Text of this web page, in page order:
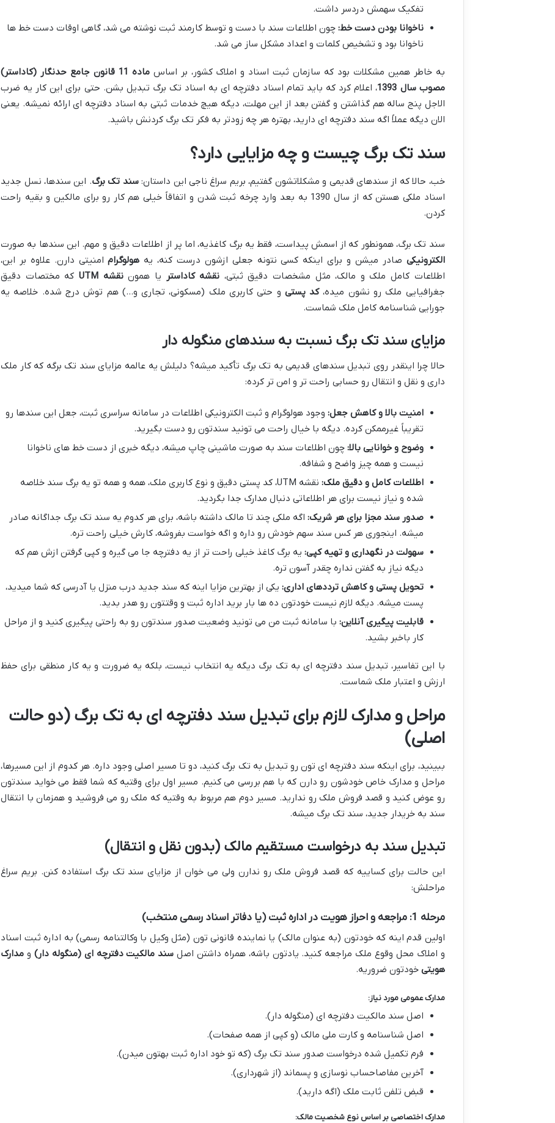
تفکیک سهمش دردسر داشت.
ناخوانا بودن دست خط: چون اطلاعات سند با دست و توسط کارمند ثبت نوشته می شد، گاهی اوقات دست خط ها
ناخوانا بود و تشخیص کلمات و اعداد مشکل ساز می شد.
به خاطر همین مشکلات بود که سازمان ثبت اسناد و املاک کشور، بر اساس
ماده 11 قانون جامع حدنگار (کاداستر)
مصوب سال 1393
، اعلام کرد که باید تمام اسناد دفترچه ای به اسناد تک برگ تبدیل بشن. حتی برای این کار یه ضرب
الاجل پنج ساله هم گذاشتن و گفتن بعد از این مهلت، دیگه هیچ خدمات ثبتی به اسناد دفترچه ای ارائه نمیشه. یعنی
الان دیگه عملاً اگه سند دفترچه ای دارید، بهتره هر چه زودتر به فکر تک برگ کردنش باشید.
سند تک برگ چیست و چه مزایایی دارد؟
خب، حالا که از سندهای قدیمی و مشکلاتشون گفتیم، بریم سراغ ناجی این داستان:سند تک برگ. این سندها، نسل جدید
اسناد ملکی هستن که از سال 1390 به بعد وارد چرخه ثبت شدن و اتفاقاً خیلی هم کار رو برای مالکین و بقیه راحت
کردن.
سند تک برگ، همونطور که از اسمش پیداست، فقط یه برگ کاغذیه، اما پر از اطلاعات دقیق و مهم. این سندها به صورت
الکترونیکی صادر میشن و برای اینکه کسی نتونه جعلی ازشون درست کنه، یه هولوگرامامنیتی دارن. علاوه بر این،
اطلاعات کامل ملک و مالک، مثل مشخصات دقیق ثبتی، نقشه کاداستر یا هموننقشه UTM
که مختصات دقیق
جغرافیایی ملک رو نشون میده،کد پستی و حتی کاربری ملک (مسکونی، تجاری و…) هم توش درج شده. خلاصه یه
جورایی شناسنامه کامل ملک شماست.
مزایای سند تک برگ نسبت به سندهای منگوله دار
حالا چرا اینقدر روی تبدیل سندهای قدیمی به تک برگ تأکید میشه؟ دلیلش یه عالمه مزایای سند تک برگه که کار ملک
داری و نقل و انتقال رو حسابی راحت تر و امن تر کرده:
امنیت بالا و کاهش جعل: وجود هولوگرام و ثبت الکترونیکی اطلاعات در سامانه سراسری ثبت، جعل این سندها رو
تقریباً غیرممکن کرده. دیگه با خیال راحت می تونید سندتون رو دست بگیرید.
وضوح و خوانایی بالا: چون اطلاعات سند به صورت ماشینی چاپ میشه، دیگه خبری از دست خط های ناخوانا
نیست و همه چیز واضح و شفافه.
اطلاعات کامل و دقیق ملک:
نقشه UTM، کد پستی دقیق و نوع کاربری ملک، همه و همه تو یه برگ سند خلاصه
شده و نیاز نیست برای هر اطلاعاتی دنبال مدارک جدا بگردید.
صدور سند مجزا برای هر شریک: اگه ملکی چند تا مالک داشته باشه، برای هر کدوم یه سند تک برگ جداگانه صادر
میشه. اینجوری هر کس سند سهم خودش رو داره و اگه خواست بفروشه، کارش خیلی راحت تره.
سهولت در نگهداری و تهیه کپی: یه برگ کاغذ خیلی راحت تر از یه دفترچه جا می گیره و کپی گرفتن ازش هم که
دیگه نیاز به گفتن نداره چقدر آسون تره.
تحویل پستی و کاهش ترددهای اداری: یکی از بهترین مزایا اینه که سند جدید درب منزل یا آدرسی که شما میدید،
پست میشه. دیگه لازم نیست خودتون ده ها بار برید اداره ثبت و وقتتون رو هدر بدید.
قابلیت پیگیری آنلاین: با سامانه ثبت من می تونید وضعیت صدور سندتون رو به راحتی پیگیری کنید و از مراحل
کار باخبر بشید.
با این تفاسیر، تبدیل سند دفترچه ای به تک برگ دیگه یه انتخاب نیست، بلکه یه ضرورت و یه کار منطقی برای حفظ
ارزش و اعتبار ملک شماست.
مراحل و مدارک لازم برای تبدیل سند دفترچه ای به تک برگ (دو حالت
اصلی)
ببینید، برای اینکه سند دفترچه ای تون رو تبدیل به تک برگ کنید، دو تا مسیر اصلی وجود داره. هر کدوم از این مسیرها،
مراحل و مدارک خاص خودشون رو دارن که با هم بررسی می کنیم. مسیر اول برای وقتیه که شما فقط می خواید سندتون
رو عوض کنید و قصد فروش ملک رو ندارید. مسیر دوم هم مربوط به وقتیه که ملک رو می فروشید و همزمان با انتقال
سند به خریدار جدید، سند تک برگ میشه.
تبدیل سند به درخواست مستقیم مالک (بدون نقل و انتقال)
این حالت برای کساییه که قصد فروش ملک رو ندارن ولی می خوان از مزایای سند تک برگ استفاده کنن. بریم سراغ
مراحلش:
مرحله 1: مراجعه و احراز هویت در اداره ثبت (یا دفاتر اسناد رسمی منتخب)
اولین قدم اینه که خودتون (به عنوان مالک) یا نماینده قانونی تون (مثل وکیل با وکالتنامه رسمی) به اداره ثبت اسناد
و املاک محل وقوع ملک مراجعه کنید. یادتون باشه، همراه داشتن اصل سند مالکیت دفترچه ای (منگوله دار) و مدارک
هویتی خودتون ضروریه.
مدارک عمومی مورد نیاز:
اصل سند مالکیت دفترچه ای (منگوله دار).
اصل شناسنامه و کارت ملی مالک (و کپی از همه صفحات).
فرم تکمیل شده درخواست صدور سند تک برگ (که تو خود اداره ثبت بهتون میدن).
آخرین مفاصاحساب نوسازی و پسماند (از شهرداری).
قبض تلفن ثابت ملک (اگه دارید).
مدارک اختصاصی بر اساس نوع شخصیت مالک: